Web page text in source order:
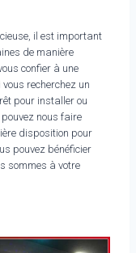
il est important
de manière
confier à une
recherchez un
pour installer ou
nous faire
disposition pour
pouvez bénéficier
sommes à votre